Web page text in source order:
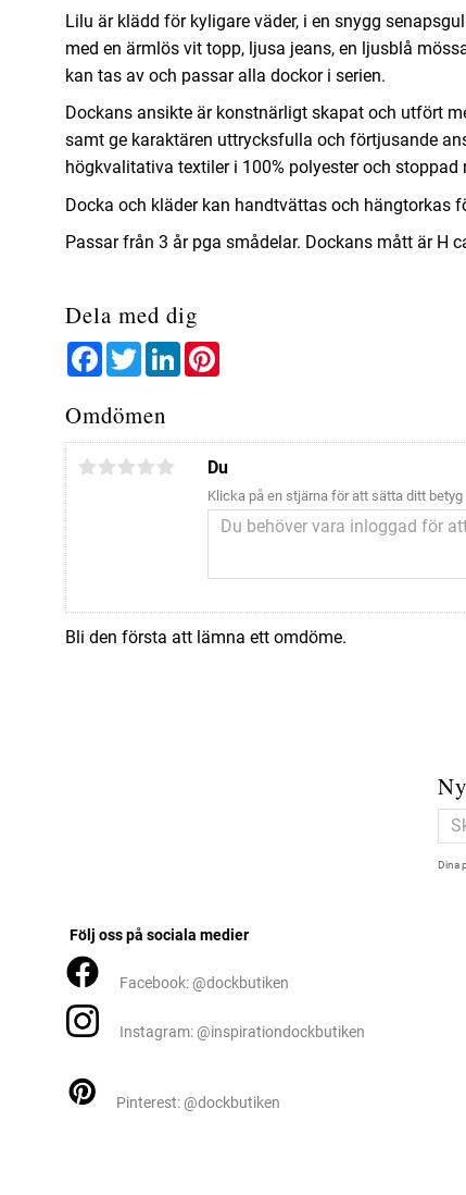
Lilu är klädd för kyligare väder, i en snygg
med en ärmlös vit topp, ljusa jeans, en ljusblå
kan tas av och passar alla dockor i serien.
Dockans ansikte är konstnärligt skapat och utfört
samt ge karaktären uttrycksfulla och förtjusande
högkvalitativa textiler i 100% polyester och
Docka och kläder kan handtvättas och hängtorkas
Passar från 3 år pga smådelar. Dockans mått är H
Dela med dig
FacebookTwitterLinkedIn
Omdömen
Du
Klicka på en stjärna för att sätta ditt betyg
Bli den första att lämna ett omdöme.
Dina
Följ oss på sociala medier
Facebook: @dockbutiken
Instagram: @inspirationdockbutiken
Pinterest: @dockbutiken